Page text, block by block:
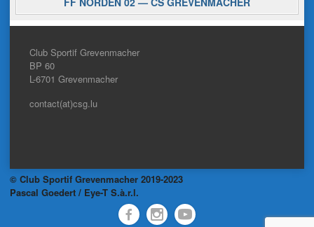
Club Sportif Grevenmacher
BP 60
L-6701 Grevenmacher
contact(at)csg.lu
© Club Sportif Grevenmacher 2019-2023
Pascal Goedert / Eye-T S.à.r.l.